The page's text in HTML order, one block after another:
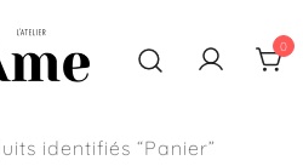
faits main en France
0
identifiés “Panier”